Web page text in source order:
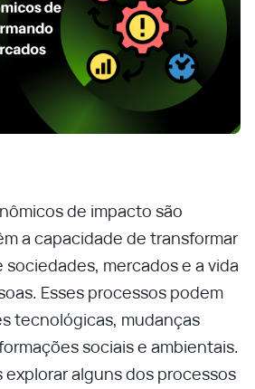
de impacto são
a capacidade de transformar
mercados e a vida
Esses processos podem
tecnológicas, mudanças
sociais e ambientais.
explorar alguns dos processos